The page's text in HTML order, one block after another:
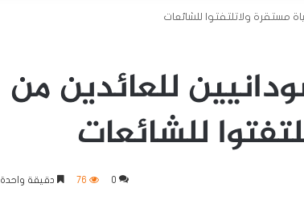
مستقرة ولاتلتفتوا للشائعات
للعائدين من
للشائعات
0
76 دقيقة واحدة